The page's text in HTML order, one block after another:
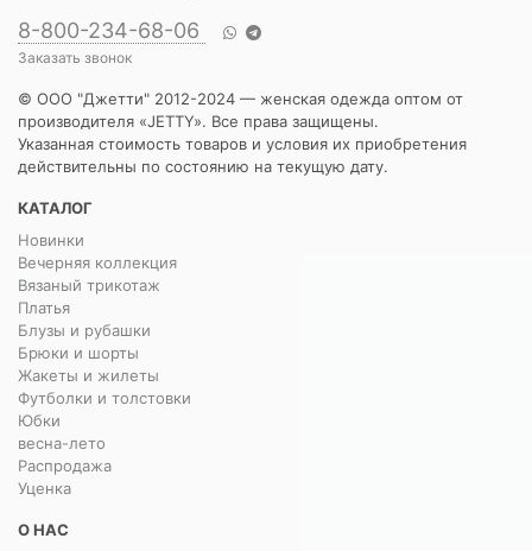
8-800-234-68-06
Заказать звонок
© ООО "Джетти" 2012-2024 — женская одежда оптом от
производителя «JETTY». Все права защищены.
Указанная стоимость товаров и условия их приобретения
действительны по состоянию на текущую дату.
КАТАЛОГ
Новинки
Вечерняя коллекция
Вязаный трикотаж
Платья
Блузы и рубашки
Брюки и шорты
Жакеты и жилеты
Футболки и толстовки
Юбки
весна-лето
Распродажа
Уценка
О НАС